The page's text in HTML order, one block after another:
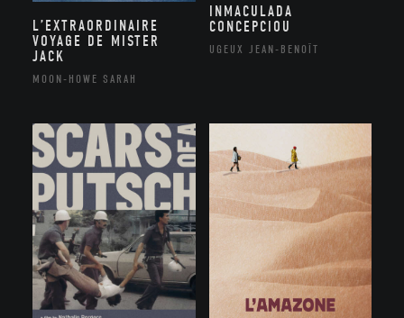
L’EXTRAORDINAIRE
VOYAGE DE MISTER
JACK
MOON-HOWE SARAH
INMACULADA
CONCEPCIOU
UGEUX JEAN-BENOÎT